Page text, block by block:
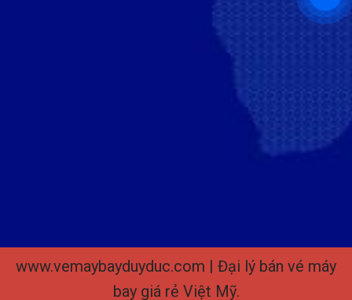
www.vemaybayduyduc.com | Đại lý bán vé máy
bay giá rẻ Việt Mỹ.